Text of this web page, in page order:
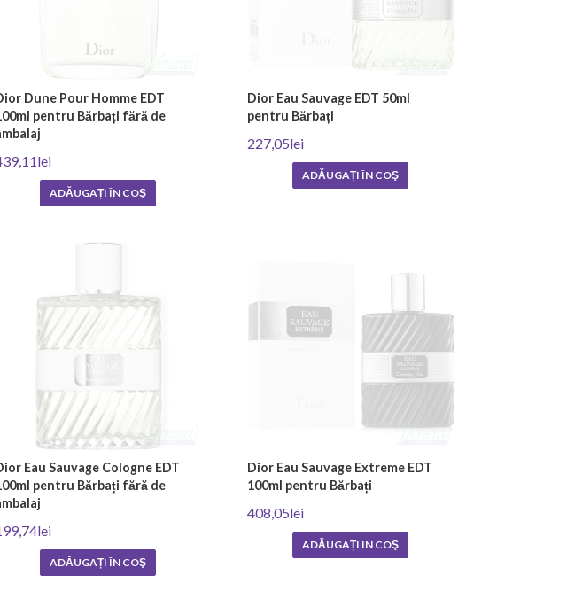
Dune Pour Homme EDT
pentru Bărbați fără de
ADĂUGAȚI ÎN COŞ
Dior Eau Sauvage EDT 50ml
pentru Bărbați
227,05lei
ADĂUGAȚI ÎN COŞ
Eau Sauvage Cologne EDT
pentru Bărbați fără de
ADĂUGAȚI ÎN COŞ
Dior Eau Sauvage Extreme EDT
100ml pentru Bărbați
408,05lei
ADĂUGAȚI ÎN COŞ